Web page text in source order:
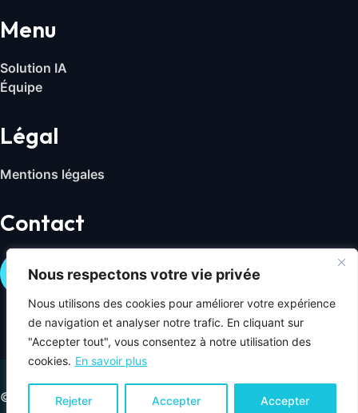
Nous respectons votre vie privée
Nous utilisons des cookies pour améliorer votre expérience
de navigation et analyser notre trafic. En cliquant sur
"Accepter tout", vous consentez à notre utilisation des
cookies. En savoir plus
Rejeter Accepter Accepter
Menu
Solution IA
Équipe
Légal
Mentions légales
Contact
Nous contacter
© 2026 Millennium Digital. Tous droits réservés.